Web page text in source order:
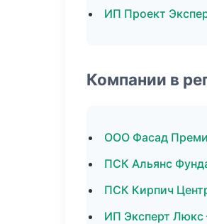
ИП Проект
Компании в
ООО Фасад
ПСК Альянс
ПСК Кирпич
ИП Эксперт Люкс